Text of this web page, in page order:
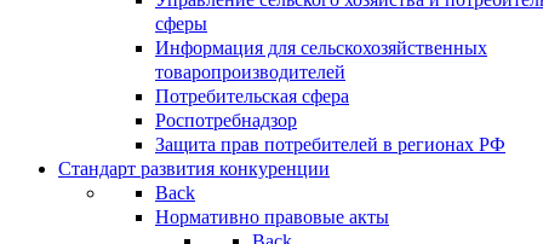
сферы
Информация для сельскохозяйственных
товаропроизводителей
Потребительская сфера
Роспотребнадзор
Защита прав потребителей в регионах РФ
Стандарт развития конкуренции
Back
Нормативно правовые акты